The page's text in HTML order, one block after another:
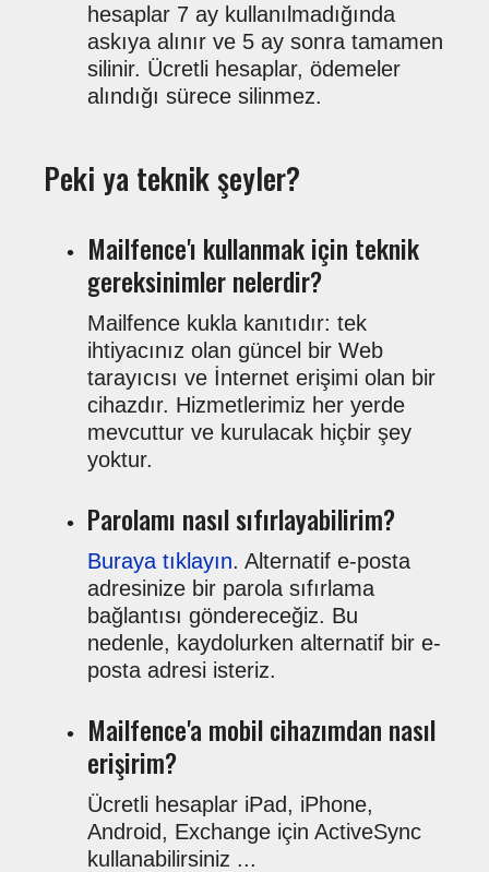
hesaplar 7 ay kullanılmadığında
askıya alınır ve 5 ay sonra tamamen
silinir. Ücretli hesaplar, ödemeler
alındığı sürece silinmez.
Peki ya teknik şeyler?
Mailfence'ı kullanmak için teknik
gereksinimler nelerdir?
Mailfence kukla kanıtıdır: tek
ihtiyacınız olan güncel bir Web
tarayıcısı ve İnternet erişimi olan bir
cihazdır. Hizmetlerimiz her yerde
mevcuttur ve kurulacak hiçbir şey
yoktur.
Parolamı nasıl sıfırlayabilirim?
Buraya tıklayın. Alternatif e-posta
adresinize bir parola sıfırlama
bağlantısı göndereceğiz. Bu
nedenle, kaydolurken alternatif bir e-
posta adresi isteriz.
Mailfence'a mobil cihazımdan nasıl
erişirim?
Ücretli hesaplar iPad, iPhone,
Android, Exchange için ActiveSync
kullanabilirsiniz ...